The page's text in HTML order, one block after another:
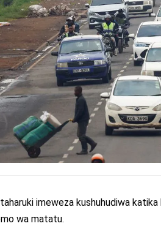
imeweza kushuhudiwa
wa matatu.